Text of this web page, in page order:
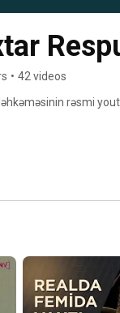
• 42 videos
rəsmi